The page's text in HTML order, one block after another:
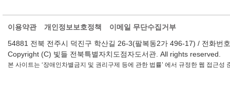
이용약관 개인정보보호정책
이메일 무단수집거부
54881 전북 전주시 덕진구 학산길 26-3(팔복동2가 496-17) / 전화
Copyright (C) 빛들 전북특별자치도점자도서관. All rights reserved.
본 사이트는 ‘장애인차별금지 및 권리구제 등에 관한 법률’ 에서 규정한 웹 접근